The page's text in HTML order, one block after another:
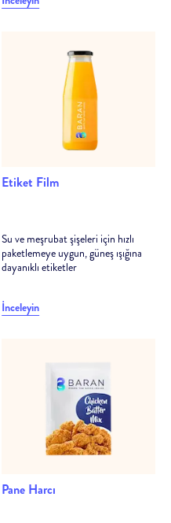
Etiket Film
Su ve meşrubat şişeleri için hızlı
paketlemeye uygun, güneş ışığına
dayanıklı etiketler
İnceleyin
Pane Harcı